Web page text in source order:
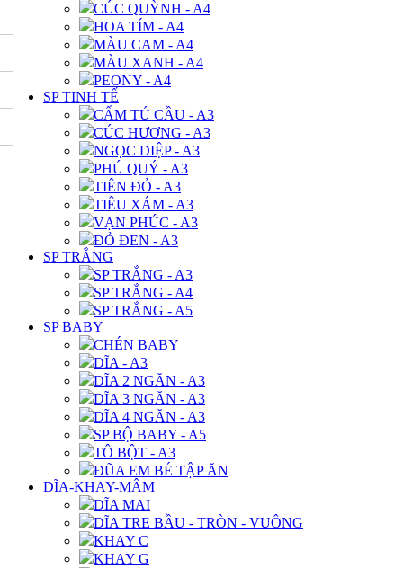
CÚC QUỲNH - A4
HOA TÍM - A4
MÀU CAM - A4
MÀU XANH - A4
PEONY - A4
SP TINH TẾ
CẨM TÚ CẦU - A3
CÚC HƯƠNG - A3
NGỌC DIỆP - A3
PHÚ QUÝ - A3
TIÊN ĐỎ - A3
TIÊU XÁM - A3
VẠN PHÚC - A3
ĐỎ ĐEN - A3
SP TRẮNG
SP TRẮNG - A3
SP TRẮNG - A4
SP TRẮNG - A5
SP BABY
CHÉN BABY
DĨA - A3
DĨA 2 NGĂN - A3
DĨA 3 NGĂN - A3
DĨA 4 NGĂN - A3
SP BỘ BABY - A5
TÔ BỘT - A3
ĐŨA EM BÉ TẬP ĂN
DĨA-KHAY-MÂM
DĨA MAI
DĨA TRE BẦU - TRÒN - VUÔNG
KHAY C
KHAY G